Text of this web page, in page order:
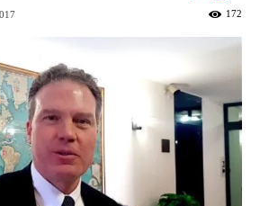
172